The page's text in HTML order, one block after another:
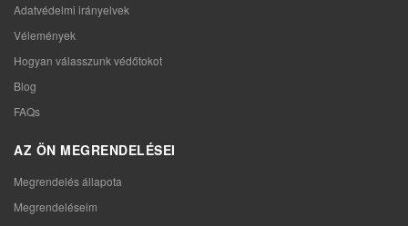
Adatvédelmi irányelvek
Vélemények
Hogyan válasszunk védőtokot
Blog
FAQs
AZ ÖN MEGRENDELÉSEI
Megrendelés állapota
Megrendeléseim